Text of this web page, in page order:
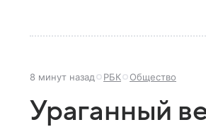
8 минут назад РБК Общество
Ураганный